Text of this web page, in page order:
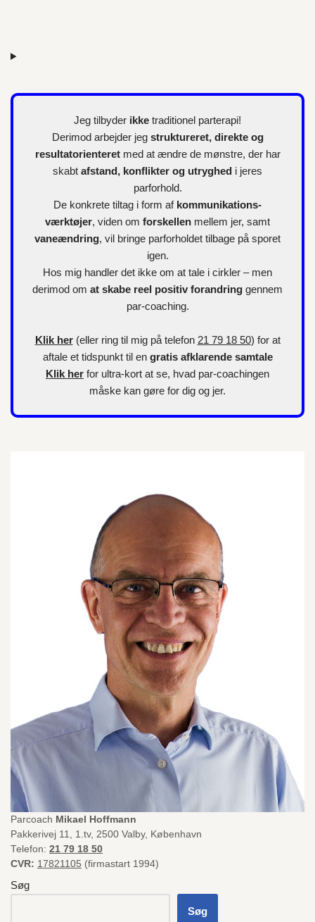
Jeg tilbyder ikke traditionel parterapi!
Derimod arbejder jeg struktureret, direkte og
resultatorienteretmed at ændre de mønstre, der har
skabt afstand, konflikter og utryghed i jeres
parforhold.
De konkrete tiltag i form af kommunikations-
værktøjer, viden om forskellen mellem jer, samt
vaneændring, vil bringe parforholdet tilbage på sporet
igen.
Hos mig handler det ikke om at tale i cirkler – men
derimod om at skabe reel positiv forandring gennem
par-coaching.
Klik her(eller ring til mig på telefon 21 79 18 50) for at
aftale et tidspunkt til en gratis afklarende samtale
Klik her for ultra-kort at se, hvad par-coachingen
måske kan gøre for dig og jer.
Parcoach Mikael Hoffmann
Pakkerivej 11, 1.tv, 2500 Valby, København
Telefon: 21 79 18 50
CVR: 17821105 (firmastart 1994)
Søg
Søg